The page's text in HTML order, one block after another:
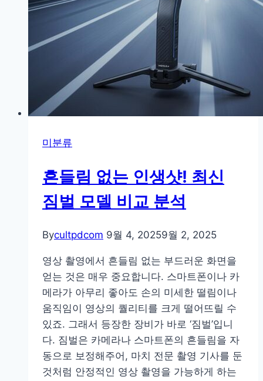
메
라
즈
미분류
흔들림 없는 인생샷! 최신
짐벌 모델 비교 분석
Bycultpdcom 9월 4, 20259월 2, 2025
영상 촬영에서 흔들림 없는 부드러운 화면을
얻는 것은 매우 중요합니다. 스마트폰이나 카
메라가 아무리 좋아도 손의 미세한 떨림이나
움직임이 영상의 퀄리티를 크게 떨어뜨릴 수
있죠. 그래서 등장한 장비가 바로 ‘짐벌’입니
다. 짐벌은 카메라나 스마트폰의 흔들림을 자
동으로 보정해주어, 마치 전문 촬영 기사를 둔
것처럼 안정적인 영상 촬영을 가능하게 하는